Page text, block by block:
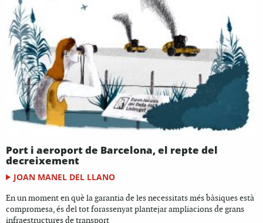
Port i aeroport de Barcelona, el repte del
decreixement
JOAN MANEL DEL LLANO
En un moment en què la garantia de les necessitats més bàsiques està
compromesa, és del tot forassenyat plantejar ampliacions de grans
infraestructures de transport